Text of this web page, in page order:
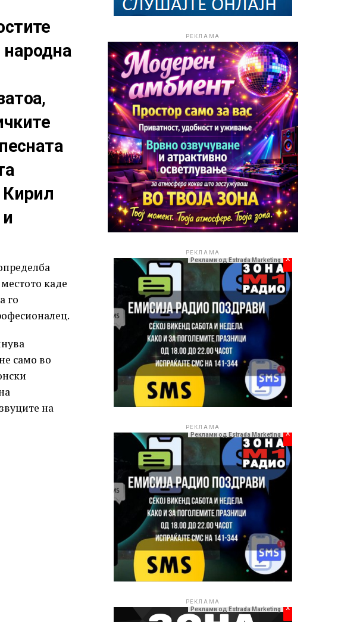
народна
Кирил
каде
го
само во
на
РЕКЛАМА
РЕКЛАМА
Реклами од Estrada Marketing x
РЕКЛАМА
Реклами од Estrada Marketing x
РЕКЛАМА
Реклами од Estrada Marketing x